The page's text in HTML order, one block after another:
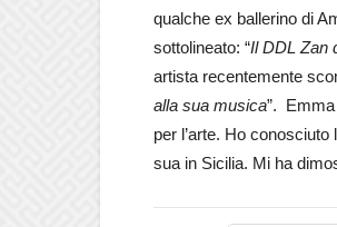
qualche ex ballerino di
sottolineato: “Il DDL Zan
artista recentemente
alla sua musica”. Emma
per l’arte. Ho
sua in Sicilia. Mi ha